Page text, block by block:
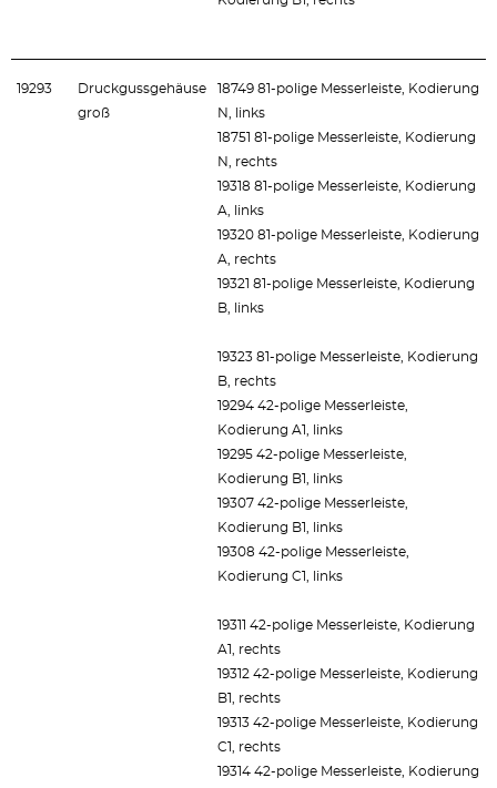
19293
Druckgussgehäuse
groß
18749 81-polige Messerleiste, Kodierung
N, links
18751 81-polige Messerleiste, Kodierung
N, rechts
19318 81-polige Messerleiste, Kodierung
A, links
19320 81-polige Messerleiste, Kodierung
A, rechts
19321 81-polige Messerleiste, Kodierung
B, links
19323 81-polige Messerleiste, Kodierung
B, rechts
19294 42-polige Messerleiste,
Kodierung A1, links
19295 42-polige Messerleiste,
Kodierung B1, links
19307 42-polige Messerleiste,
Kodierung B1, links
19308 42-polige Messerleiste,
Kodierung C1, links
19311 42-polige Messerleiste, Kodierung
A1, rechts
19312 42-polige Messerleiste, Kodierung
B1, rechts
19313 42-polige Messerleiste, Kodierung
C1, rechts
19314 42-polige Messerleiste, Kodierung